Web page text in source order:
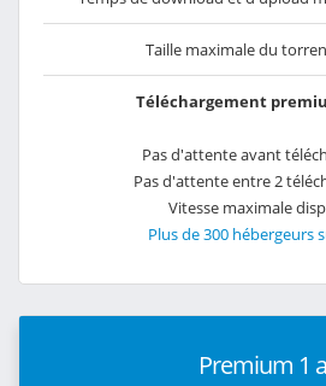
Taille maximale du
Téléchargement
Pas d'attente avant
Pas d'attente entre 2
Vitesse maximale
Plus de 300 hébergeurs
Premium 1